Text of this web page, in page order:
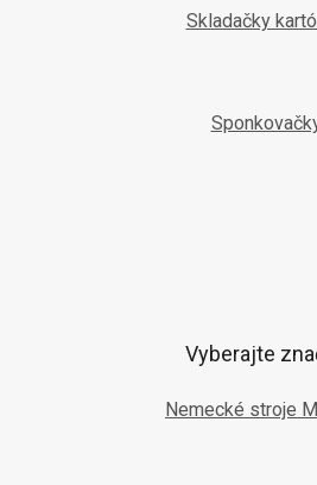
Skladačky
Vyberajte
Nemecké stroje